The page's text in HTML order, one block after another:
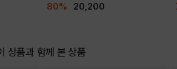
80% 20,200
상품과 함께 본 상품